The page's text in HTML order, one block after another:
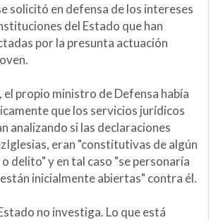
solicitó en defensa de los intereses
del Estado que han
por la presunta actuación
propio ministro de Defensa había
que los servicios jurídicos
analizando si las declaraciones
eran "constitutivas de algún
delito" y en tal caso "se personaría
están inicialmente abiertas" contra él.
no investiga. Lo que está